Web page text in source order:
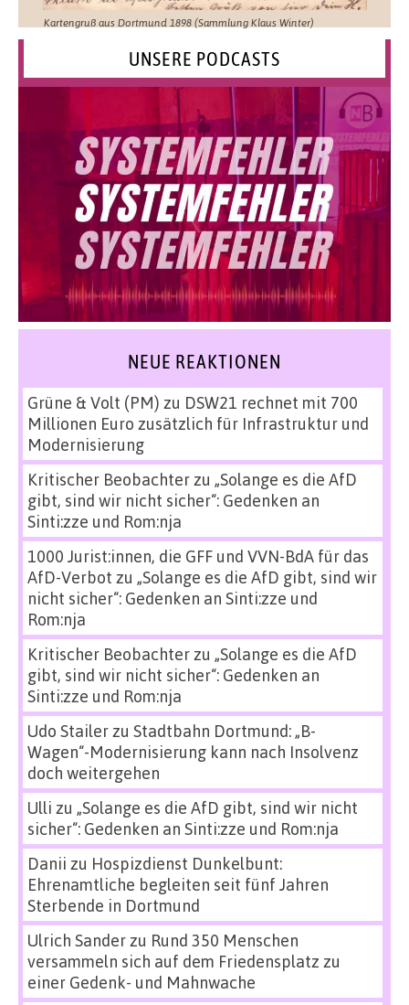
Kartengruß aus Dortmund 1898 (Sammlung Klaus Winter)
UNSERE PODCASTS
NEUE REAKTIONEN
Grüne & Volt (PM) zu DSW21 rechnet mit 700
Millionen Euro zusätzlich für Infrastruktur und
Modernisierung
Kritischer Beobachterzu „Solange es die AfD
gibt, sind wir nicht sicher“: Gedenken an
Sinti:zze und Rom:nja
1000 Jurist:innen, die GFF und VVN-BdA für das
AfD-Verbot zu „Solange es die AfD gibt, sind wir
nicht sicher“: Gedenken an Sinti:zze und
Rom:nja
Kritischer Beobachterzu „Solange es die AfD
gibt, sind wir nicht sicher“: Gedenken an
Sinti:zze und Rom:nja
Udo Stailerzu Stadtbahn Dortmund: „B-
Wagen“-Modernisierung kann nach Insolvenz
doch weitergehen
Ulli zu „Solange es die AfD gibt, sind wir nicht
sicher“: Gedenken an Sinti:zze und Rom:nja
Danii zu Hospizdienst Dunkelbunt:
Ehrenamtliche begleiten seit fünf Jahren
Sterbende in Dortmund
Ulrich Sanderzu Rund 350 Menschen
versammeln sich auf dem Friedensplatz zu
einer Gedenk- und Mahnwache